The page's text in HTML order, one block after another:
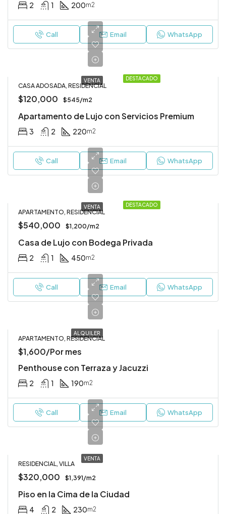
2 1 200m2
Call Email WhatsApp
DESTACADO
VENTA
CASA ADOSADA, RESIDENCIAL
$120,000 $545/m2
Apartamento de Lujo con Servicios Premium
3 2 220m2
Call Email WhatsApp
DESTACADO
VENTA
APARTAMENTO, RESIDENCIAL
$540,000 $1,200/m2
Casa de Lujo con Bodega Privada
2 1 450m2
Call Email WhatsApp
ALQUILER
APARTAMENTO, RESIDENCIAL
$1,600/Por mes
Penthouse con Terraza y Jacuzzi
2 1 190m2
Call Email WhatsApp
VENTA
RESIDENCIAL, VILLA
$320,000 $1,391/m2
Piso en la Cima de la Ciudad
4 2 230m2